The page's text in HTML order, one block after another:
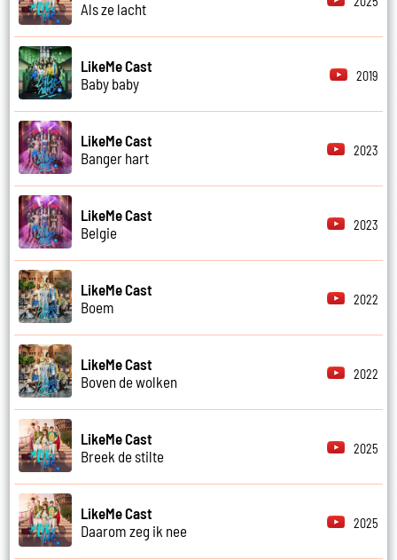
Als ze lacht
LikeMe Cast
Baby baby
2019
LikeMe Cast
Banger hart
2023
LikeMe Cast
Belgie
2023
LikeMe Cast
Boem
2022
LikeMe Cast
Boven de wolken
2022
LikeMe Cast
Breek de stilte
2025
LikeMe Cast
Daarom zeg ik nee
2025